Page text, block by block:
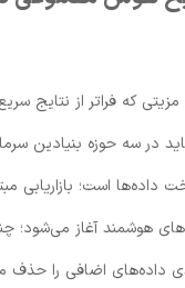
که فراتر از نتایج سریع و
سه حوزه بنیادین
است؛ بازاریابی
آغاز می‌شود؛ چنین
اضافی را حذف می‌کند.